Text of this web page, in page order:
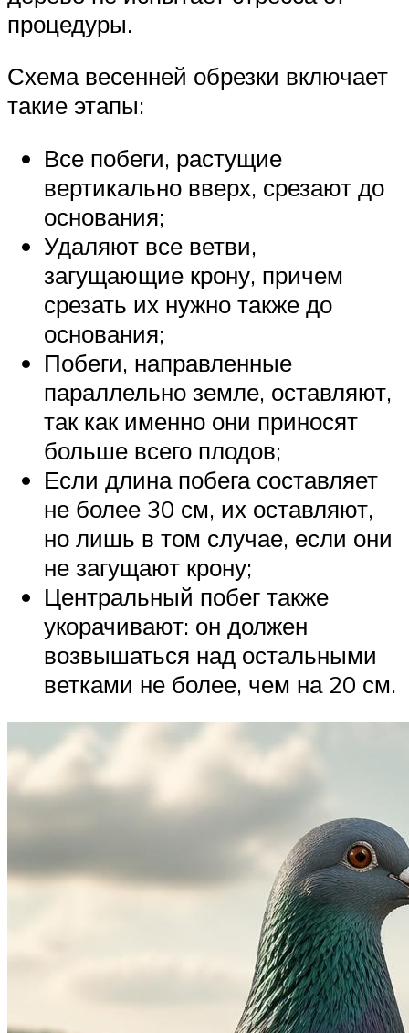
процедуры.
Схема весенней обрезки включает
такие этапы:
Все побеги, растущие
вертикально вверх, срезают до
основания;
Удаляют все ветви,
загущающие крону, причем
срезать их нужно также до
основания;
Побеги, направленные
параллельно земле, оставляют,
так как именно они приносят
больше всего плодов;
Если длина побега составляет
не более 30 см, их оставляют,
но лишь в том случае, если они
не загущают крону;
Центральный побег также
укорачивают: он должен
возвышаться над остальными
ветками не более, чем на 20 см.